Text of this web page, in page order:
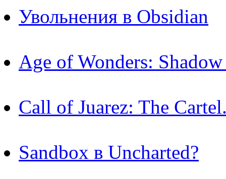
Увольнения в Obsidian
Age of Wonders:
Call of Juarez: The
Sandbox в Uncharted?